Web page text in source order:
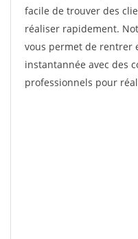
facile de trouver des
réaliser rapidement.
vous permet de rentrer
instantannée avec des
professionnels pour